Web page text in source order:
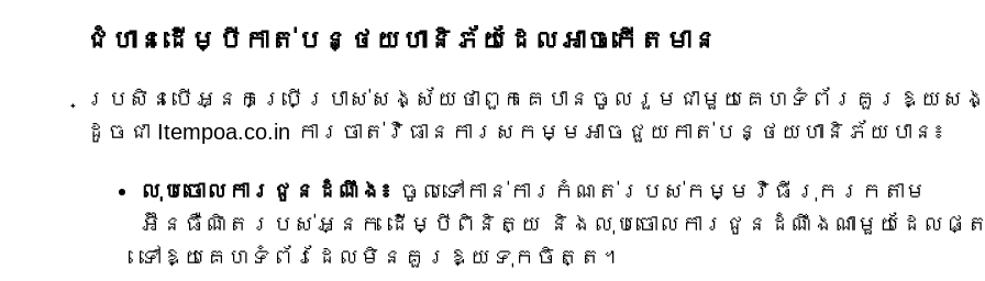
ជំហានដើម្បីកាត់បន្ថយហានិភ័យដែលអាចកើតមាន
ប្រសិនបើអ្នកប្រើប្រាស់សង្ស័យថាពួកគេបានចូលរួមជាមួយគេហទំព័រគួរឱ្យស
ដូចជា Itempoa.co.in ការចាត់វិធានការសកម្មអាចជួយកាត់បន្ថយហានិភ័យបាន៖
លុបចោលការជូនដំណឹង៖ ចូលទៅកាន់ការកំណត់របស់កម្មវិធីរុករកតាម
អ៊ីនធឺណិតរបស់អ្នក ដើម្បីពិនិត្យ និងលុបចោលការជូនដំណឹងណាមួយដែលផ្
ទៅឱ្យគេហទំព័រដែលមិនគួរឱ្យទុកចិត្ត។